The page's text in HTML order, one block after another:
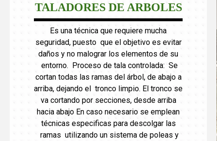
TALADORES DE ARBOLES
Es una técnica que requiere mucha
seguridad, puesto que el objetivo es evitar
daños y no malograr los elementos de su
entorno. Proceso de tala controlada: Se
cortan todas las ramas del árbol, de abajo a
arriba, dejando el tronco limpio. El tronco se
va cortando por secciones, desde arriba
hacia abajo En caso necesario se emplean
técnicas especificas para descolgar las
ramas utilizando un sistema de poleas y